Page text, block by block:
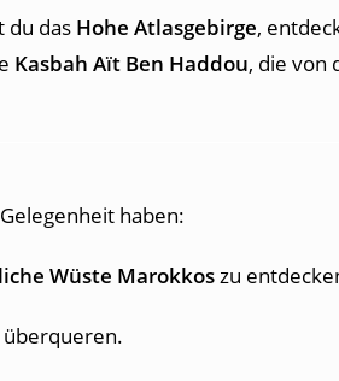
du das Hohe Atlasgebirge,
Kasbah Aït Ben Haddou, die von
haben:
Wüste Marokkoszu